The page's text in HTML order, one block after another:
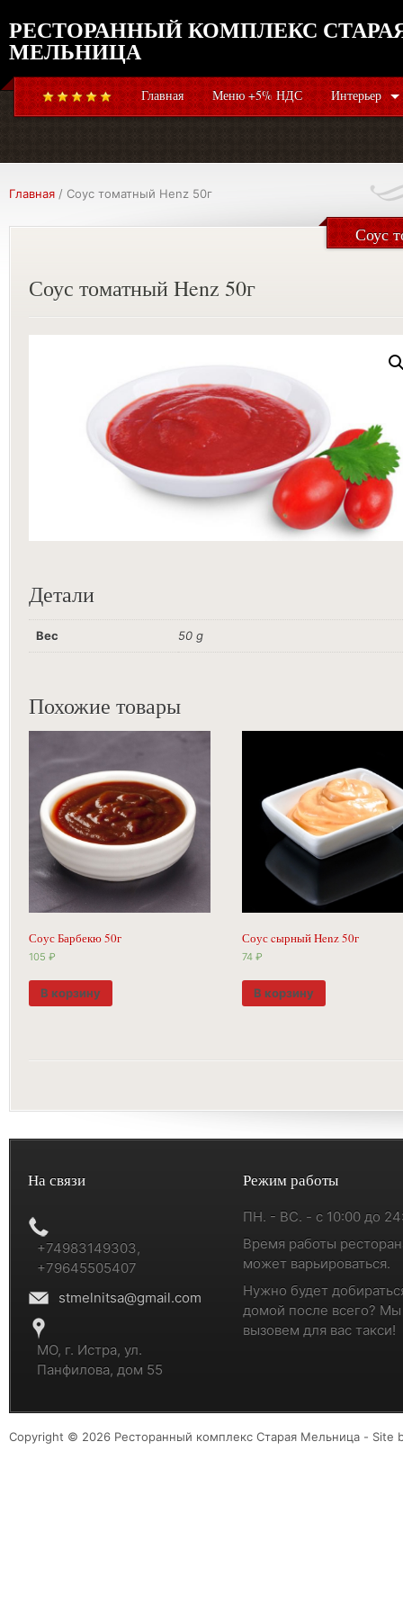
Главная Меню +5% НДС Интерьер
РЕСТОРАННЫЙ КОМПЛЕКС
МЕЛЬНИЦА
Главная / Соус томатный Henz 50г
Соус
Соус томатный Henz 50г
Детали
Вес 50 g
Похожие товары
Соус Барбекю 50г
105 ₽
В корзину
Соус cырный Henz 50г
74 ₽
В корзину
На связи
+74983149303,
+79645505407
stmelnitsa@gmail.com
МО, г. Истра, ул.
Панфилова, дом 55
Режим работы
ПН. - ВС. - с 10:00 до
Время работы
может варьироваться.
Нужно будет
домой после всего? Мы
вызовем для вас такси!
Copyright © 2026 Ресторанный комплекс Старая Мельница - Site